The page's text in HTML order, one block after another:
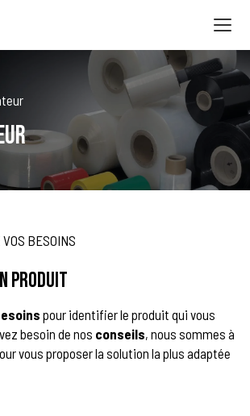
BESOINS
PRODUIT
pour identifier le produit qui vous
besoin de nos conseils, nous sommes à
vous proposer la solution la plus adaptée